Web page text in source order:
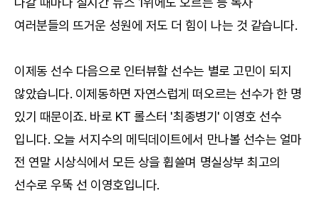
여러분들의 뜨거운 성원에 저도 더 힘이 나는 것 같습니다.
이제동 선수 다음으로 인터뷰할 선수는 별로 고민이 되지
않았습니다. 이제동하면 자연스럽게 떠오르는 선수가 한 명
있기 때문이죠. 바로 KT 롤스터 '최종병기' 이영호 선수
입니다. 오늘 서지수의 메딕데이트에서 만나볼 선수는 얼마
전 연말 시상식에서 모든 상을 휩쓸며 명실상부 최고의
선수로 우뚝 선 이영호입니다.